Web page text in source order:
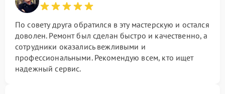
По совету друга обратился в эту мастерскую и остался
доволен. Ремонт был сделан быстро и качественно, а
сотрудники оказались вежливыми и
профессиональными. Рекомендую всем, кто ищет
надежный сервис.